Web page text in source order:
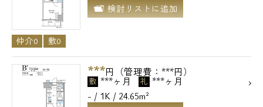
検討リストに追加
仲介0 敷0
***円（管理費：***円）
敷 ***ヶ月 礼 ***ヶ月
- / 1K / 24.65m²